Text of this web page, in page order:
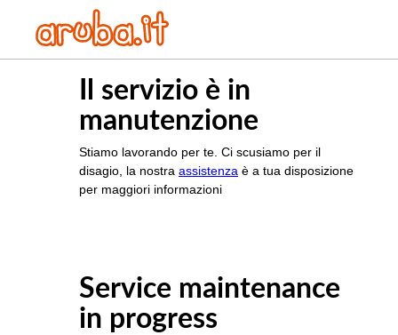
Il servizio è in
manutenzione
Stiamo lavorando per te. Ci scusiamo per il
disagio, la nostra assistenza è a tua disposizione
per maggiori informazioni
Service maintenance
in progress